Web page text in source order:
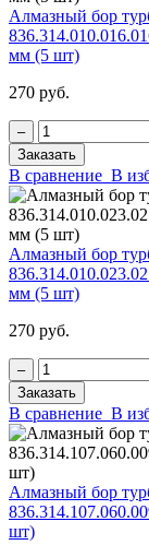
Алмазный бор
мм (5 шт)
270 руб.
‒
Заказать
В сравнение В
Алмазный бор
мм (5 шт)
270 руб.
‒
Заказать
В сравнение В
Алмазный бор
шт)